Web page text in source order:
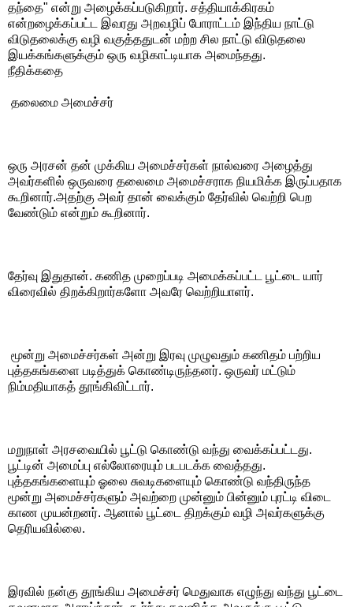
தந்தை" என்று அழைக்கப்படுகிறார். சத்தியாக்கிரகம்
என்றழைக்கப்பட்ட இவரது அறவழிப் போராட்டம் இந்திய நாட்டு
விடுதலைக்கு வழி வகுத்ததுடன் மற்ற சில நாட்டு விடுதலை
இயக்கங்களுக்கும் ஒரு வழிகாட்டியாக அமைந்தது.
நீதிக்கதை
தலைமை அமைச்சர்
ஒரு அரசன் தன் முக்கிய அமைச்சர்கள் நால்வரை அழைத்து
அவர்களில் ஒருவரை தலைமை அமைச்சராக நியமிக்க இருப்பதாக
கூறினார்.அதற்கு அவர் தான் வைக்கும் தேர்வில் வெற்றி பெற
வேண்டும் என்றும் கூறினார்.
தேர்வு இதுதான். கணித முறைப்படி அமைக்கப்பட்ட பூட்டை யார்
விரைவில் திறக்கிறார்களோ அவரே வெற்றியாளர்.
மூன்று அமைச்சர்கள் அன்று இரவு முழுவதும் கணிதம் பற்றிய
புத்தகங்களை படித்துக் கொண்டிருந்தனர். ஒருவர் மட்டும்
நிம்மதியாகத் தூங்கிவிட்டார்.
மறுநாள் அரசவையில் பூட்டு கொண்டு வந்து வைக்கப்பட்டது.
பூட்டின் அமைப்பு எல்லோரையும் படபடக்க வைத்தது.
புத்தகங்களையும் ஓலை சுவடிகளையும் கொண்டு வந்திருந்த
மூன்று அமைச்சர்களும் அவற்றை முன்னும் பின்னும் புரட்டி விடை
காண முயன்றனர். ஆனால் பூட்டை திறக்கும் வழி அவர்களுக்கு
தெரியவில்லை.
இரவில் நன்கு தூங்கிய அமைச்சர் மெதுவாக எழுந்து வந்து பூட்டை